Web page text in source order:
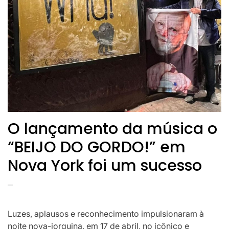
O lançamento da música o
“BEIJO DO GORDO!” em
Nova York foi um sucesso
Luzes, aplausos e reconhecimento impulsionaram à
noite nova-iorquina, em 17 de abril, no icônico e